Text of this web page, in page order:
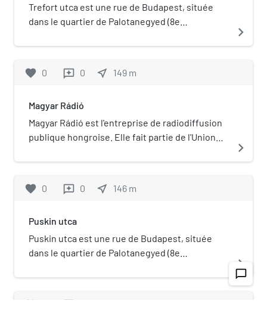
Trefort utca est une rue de Budapest, située
dans le quartier de Palotanegyed (8e
navigate_next
favorite 0 reviews 0 near_me 149 m
Magyar Rádió
Magyar Rádió est l'entreprise de radiodiffusion
publique hongroise. Elle fait partie de l'Union
janvier 1993.
navigate_next
favorite 0 reviews 0 near_me 146 m
Puskin utca
Puskin utca est une rue de Budapest, située
dans le quartier de Palotanegyed (8e
navigate_next
chat_bubble_outline